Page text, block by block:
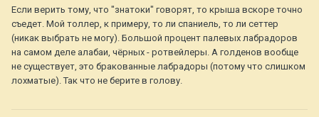
Если верить тому, что "знатоки" говорят, то крыша вскоре точно
съедет. Мой толлер, к примеру, то ли спаниель, то ли сеттер
(никак выбрать не могу). Большой процент палевых лабрадоров
на самом деле алабаи, чёрных - ротвейлеры. А голденов вообще
не существует, это бракованные лабрадоры (потому что слишком
лохматые). Так что не берите в голову.